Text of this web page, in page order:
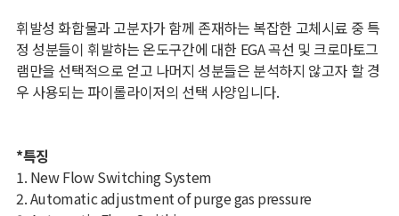
휘발성 화합물과 고분자가 함께 존재하는 복잡한 고체시료 중 특
정 성분들이 휘발하는 온도구간에 대한EGA곡선 및 크로마토그
램만을 선택적으로 얻고 나머지 성분들은 분석하지 않고자 할 경
우 사용되는 파이롤라이저의 선택 사양입니다.
*특징
1. New Flow Switching System
2. Automatic adjustment of purge gas pressure